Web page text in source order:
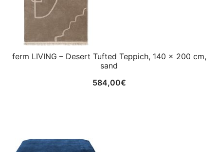
ferm LIVING – Desert Tufted Teppich, 140 x 200 cm,
sand
584,00€